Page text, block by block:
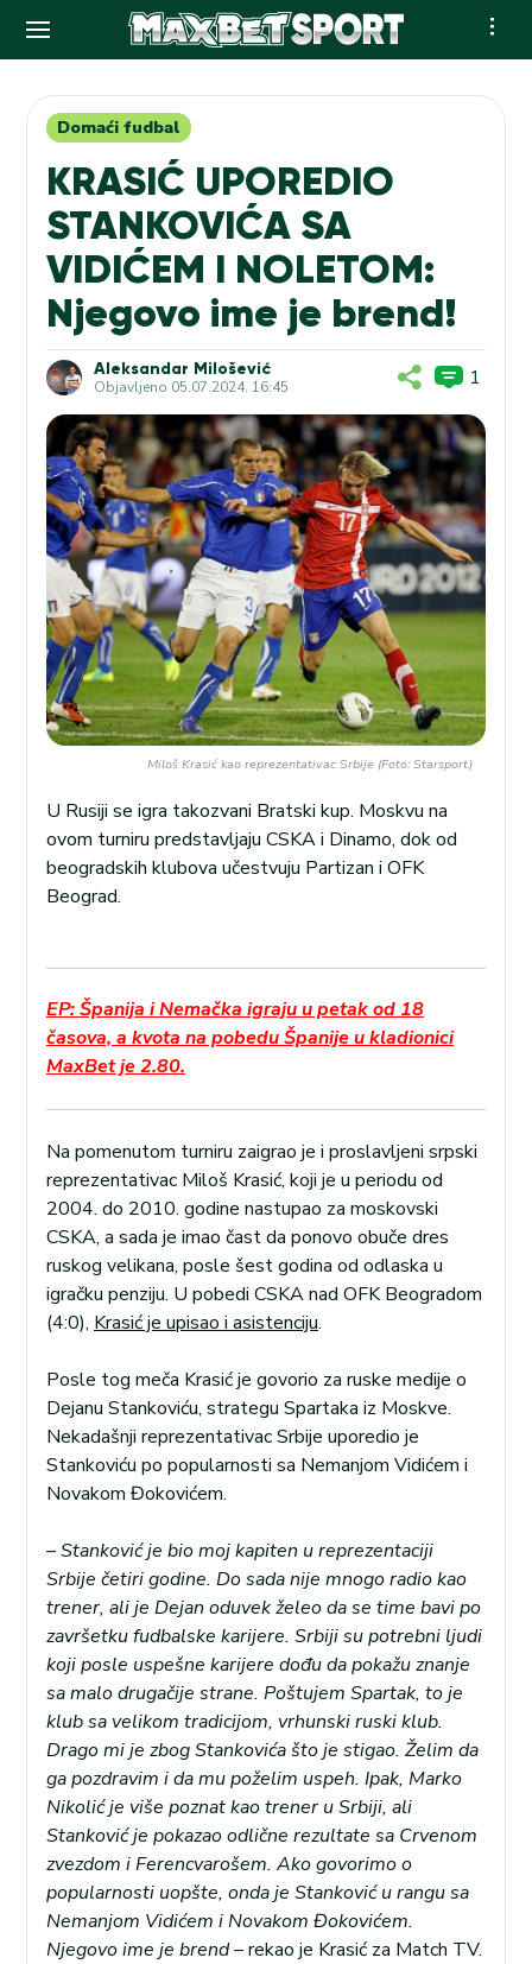
contentDomaći fudbal
KRASIĆ UPOREDIO
STANKOVIĆA SA
VIDIĆEM I NOLETOM:
Njegovo ime je brend!
Aleksandar Milošević
Objavljeno 05.07.2024. 16:45 1
Miloš Krasić kao reprezentativac Srbije (Foto: Starsport)
U Rusiji se igra takozvani Bratski kup. Moskvu na
ovom turniru predstavljaju CSKA i Dinamo, dok od
beogradskih klubova učestvuju Partizan i OFK
Beograd.
EP: Španija i Nemačka igraju u petak od 18
časova, a kvota na pobedu Španije u kladionici
MaxBet je 2.80.
Na pomenutom turniru zaigrao je i proslavljeni srpski
reprezentativac Miloš Krasić, koji je u periodu od
2004. do 2010. godine nastupao za moskovski
CSKA, a sada je imao čast da ponovo obuče dres
ruskog velikana, posle šest godina od odlaska u
igračku penziju. U pobedi CSKA nad OFK Beogradom
(4:0), Krasić je upisao i asistenciju.
Posle tog meča Krasić je govorio za ruske medije o
Dejanu Stankoviću, strategu Spartaka iz Moskve.
Nekadašnji reprezentativac Srbije uporedio je
Stankoviću po popularnosti sa Nemanjom Vidićem i
Novakom Đokovićem.
– Stanković je bio moj kapiten u reprezentaciji
Srbije četiri godine. Do sada nije mnogo radio kao
trener, ali je Dejan oduvek želeo da se time bavi po
završetku fudbalske karijere. Srbiji su potrebni ljudi
koji posle uspešne karijere dođu da pokažu znanje
sa malo drugačije strane. Poštujem Spartak, to je
klub sa velikom tradicijom, vrhunski ruski klub.
Drago mi je zbog Stankovića što je stigao. Želim da
ga pozdravim i da mu poželim uspeh. Ipak, Marko
Nikolić je više poznat kao trener u Srbiji, ali
Stanković je pokazao odlične rezultate sa Crvenom
zvezdom i Ferencvarošem. Ako govorimo o
popularnosti uopšte, onda je Stanković u rangu sa
Nemanjom Vidićem i Novakom Đokovićem.
Njegovo ime je brend –rekao je Krasić za Match TV.